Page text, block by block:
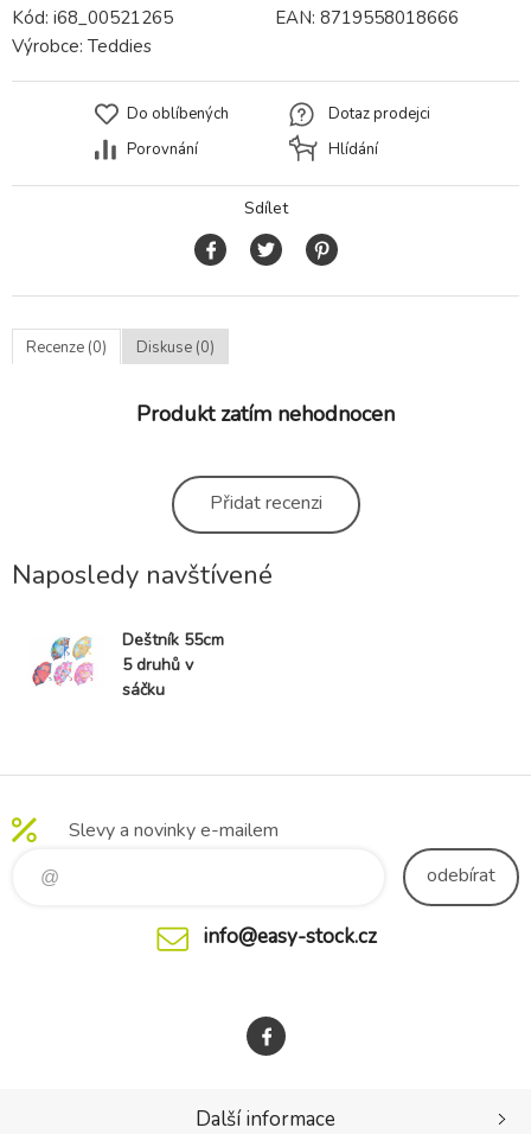
Kód: i68_00521265 EAN: 8719558018666
Výrobce: Teddies
Do oblíbených
Porovnání
Dotaz prodejci
Hlídání
Sdílet
Recenze (0) Diskuse (0)
Produkt zatím nehodnocen
Přidat recenzi
Naposledy navštívené
Deštník 55cm
5 druhů v
sáčku
Slevy a novinky e-mailem
odebírat
info@easy-stock.cz
Další informace